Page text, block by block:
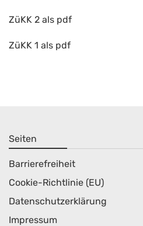
ZüKK 2 als pdf
ZüKK 1 als pdf
Seiten
Barrierefreiheit
Cookie-Richtlinie (EU)
Datenschutzerklärung
Impressum